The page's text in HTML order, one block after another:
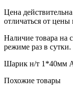
Цена
отличаться от
Наличие товара на
режиме раз в сутки.
Шарик н/т 1*40мм
Похожие товары